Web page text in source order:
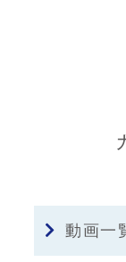
動画一